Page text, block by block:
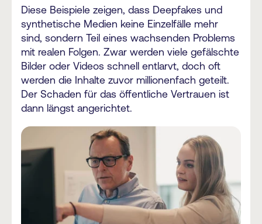
Diese Beispiele zeigen, dass Deepfakes und
synthetische Medien keine Einzelfälle mehr
sind, sondern Teil eines wachsenden Problems
mit realen Folgen. Zwar werden viele gefälschte
Bilder oder Videos schnell entlarvt, doch oft
werden die Inhalte zuvor millionenfach geteilt.
Der Schaden für das öffentliche Vertrauen ist
dann längst angerichtet.